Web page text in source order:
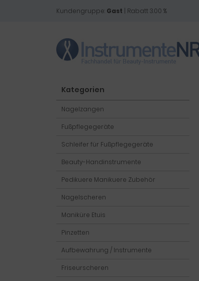
Kundengruppe: Gast | Rabatt 3.00 %
Kategorien
Nagelzangen
Fußpflegegeräte
Schleifer für Fußpflegegeräte
Beauty-Handinstrumente
Pedikuere Manikuere Zubehör
Nagelscheren
Maniküre Etuis
Pinzetten
Aufbewahrung / Instrumente
Friseurscheren